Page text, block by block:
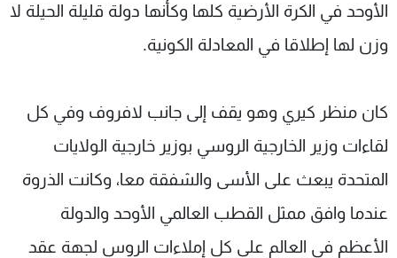
الأوحد في الكرة الأرضية كلها وكأنها دولة قليلة الحيلة لا
وزن لها إطلاقا في المعادلة الكونية.
كان منظر كيري وهو يقف إلى جانب لافروف وفي كل
لقاءات وزير الخارجية الروسي بوزير خارجية الولايات
المتحدة يبعث على الأسى والشفقة معا، وكانت الذروة
عندما وافق ممثل القطب العالمي الأوحد والدولة
الأعظم في العالم على كل إملاءات الروس لجهة عقد